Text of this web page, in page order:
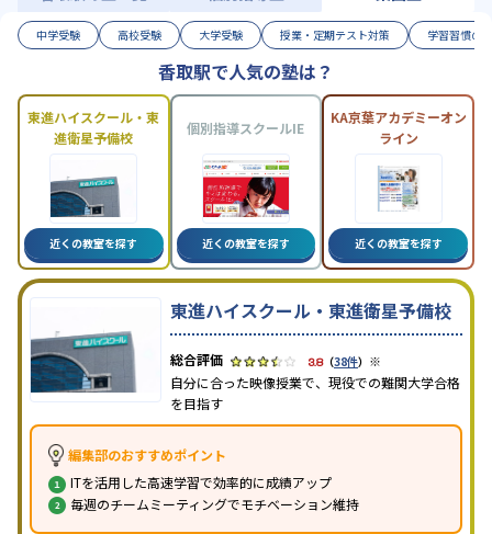
中学受験 高校受験 大学受験 授業・定期テスト対策 学習習慣の
香取駅で人気の塾は？
東進ハイスクール・東
進衛星予備校
近くの教室を探す
個別指導スクールIE
近くの教室を探す
KA京葉アカデミーオン
ライン
近くの教室を探す
東進ハイスクール・東進衛星予備校
3.8（38件） ※
自分に合った映像授業で、現役での難関大学合格
を目指す
編集部のおすすめポイント
ITを活用した高速学習で効率的に成績アップ
毎週のチームミーティングでモチベーション維持